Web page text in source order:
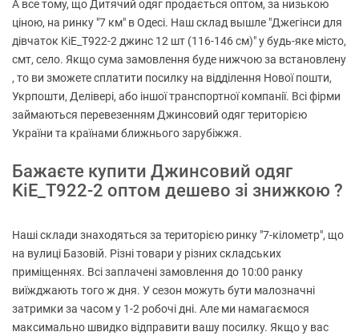
А все тому, що Дитячий одяг продається оптом, за низькою
ціною, на ринку "7 км" в Одесі. Наш склад вышле "Джегінси для
дівчаток KiE_T922-2 джинс 12 шт (116-146 см)" у будь-яке місто,
смт, село. Якщо сума замовлення буде нижчою за встановлену
, то ви зможете сплатити посилку на відділення Нової пошти,
Укрпошти, Делівері, або іншої транспортної компанії. Всі фірми
займаються перевезенням Джинсовий одяг територією
України та країнами ближнього зарубіжжя.
Бажаєте купити Джинсовий одяг
KiE_T922-2 оптом дешево зі знижкою ?
Наші склади знаходяться за територією ринку "7-кілометр", що
на вулиці Базовій. Різні товари у різних складських
приміщеннях. Всі заплачені замовлення до 10:00 ранку
виїжджають того ж дня. У сезон можуть бути малозначні
затримки за часом у 1-2 робочі дні. Але ми намагаємося
максимально швидко відправити вашу посилку. Якщо у вас